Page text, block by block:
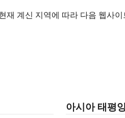
즈를 선택하고 선택한
장합니다. 시리즈를 선택하고
재 계신 지역에 따라 다음 웹사이
아시아 태평